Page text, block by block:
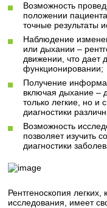
Возможность
положении
точные результаты
Наблюдение
или дыхании –
движении, что
функционировании;
Получение
включая дыхание –
только легкие, но и
диагностики
Возможность
позволяет изучить
диагностики
Рентгеноскопия
исследования, имеет